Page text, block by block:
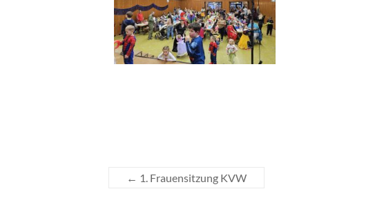
← 1. Frauensitzung KVW